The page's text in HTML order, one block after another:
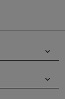
keyboard_arrow_down
keyboard_arrow_down